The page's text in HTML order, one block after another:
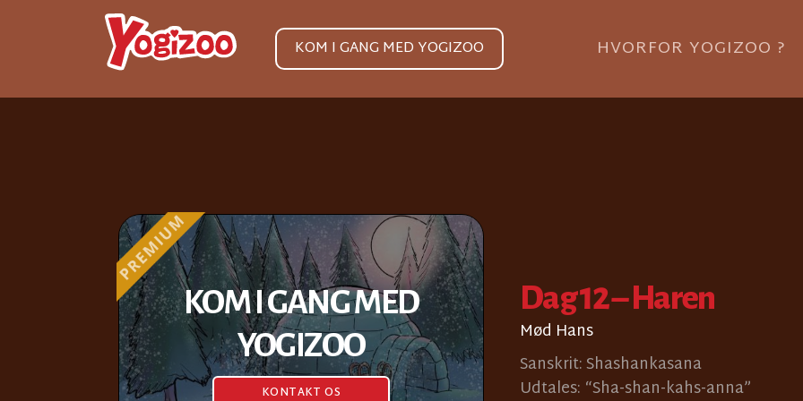
KOM I GANG MED YOGIZOO HVORFOR YOGIZOO ?
KOM I GANG MED
YOGIZOO
KONTAKT OS
Dag 12 – Haren
Mød Hans
Sanskrit: Shashankasana
Udtales: “Sha-shan-kahs-anna”